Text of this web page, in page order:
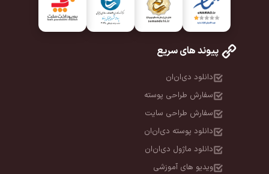
پیوند های سریع
دانلود دی‌ان‌ان
سفارش طراحی پوسته
سفارش طراحی سایت
دانلود پوسته دی‌ان‌ان
دانلود ماژول دی‌ان‌ان
ویدیو های آموزشی